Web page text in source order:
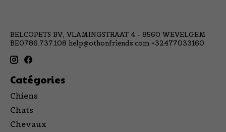
BELCOPETS BV, VLAMINGSTRAAT 4 - 8560 WEVELGEM
BE0786.737.108 help@othonfriends.com +32477033160
Catégories
Chiens
Chats
Chevaux